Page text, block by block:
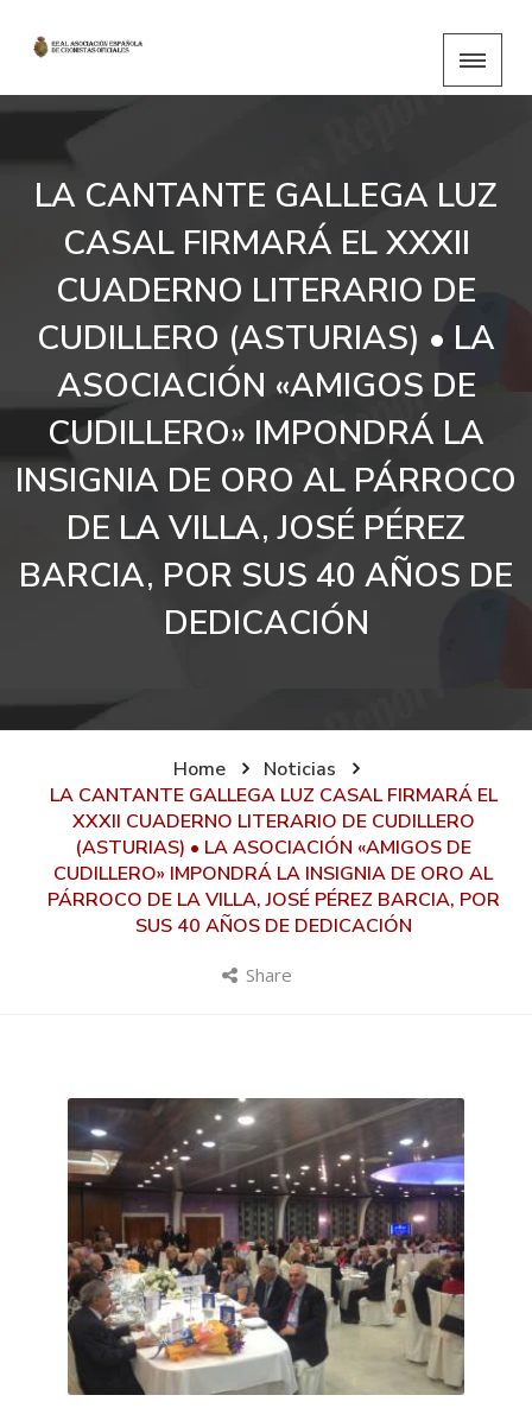
LA CANTANTE GALLEGA LUZ
CASAL FIRMARÁ EL XXXII
CUADERNO LITERARIO DE
CUDILLERO (ASTURIAS) • LA
ASOCIACIÓN «AMIGOS DE
CUDILLERO» IMPONDRÁ LA
INSIGNIA DE ORO AL PÁRROCO
DE LA VILLA, JOSÉ PÉREZ
BARCIA, POR SUS 40 AÑOS DE
DEDICACIÓN
Home
Noticias
LA CANTANTE GALLEGA LUZ CASAL FIRMARÁ EL
XXXII CUADERNO LITERARIO DE CUDILLERO
(ASTURIAS) • LA ASOCIACIÓN «AMIGOS DE
CUDILLERO» IMPONDRÁ LA INSIGNIA DE ORO AL
PÁRROCO DE LA VILLA, JOSÉ PÉREZ BARCIA, POR
SUS 40 AÑOS DE DEDICACIÓN
Share